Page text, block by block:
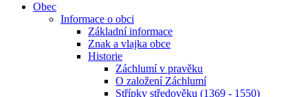
Obec
Informace o obci
Základní informace
Znak a vlajka obce
Historie
Záchlumí v pravěku
O založení Záchlumí
Střípky středověku (1369 - 1550)